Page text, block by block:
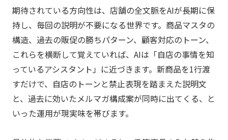
期待されている方向性は、店舗の全文脈をAIが長期に保
持し、毎回の説明が不要になる世界です。商品マスタの
構造、過去の販促の勝ちパターン、顧客対応のトーン、
これらを横断して覚えていれば、AIは「自店の事情を知
っているアシスタント」に近づきます。新商品を1行渡
すだけで、自店のトーンと禁止表現を踏まえた説明文
と、過去に効いたメルマガ構成案が同時に出てくる、と
いった運用が現実味を帯びます。